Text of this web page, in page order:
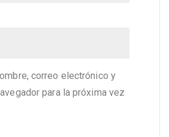
correo electrónico y
para la próxima vez